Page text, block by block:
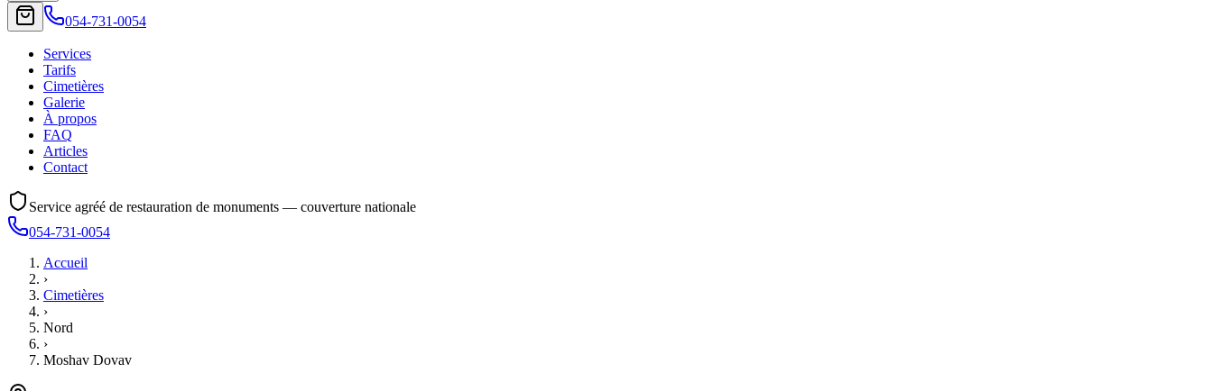
054-731-0054
Services
Tarifs
Cimetières
Galerie
À propos
FAQ
Articles
Contact
Service agréé de restauration de monuments — couverture nationale
054-731-0054
Accueil
›
Cimetières
›
Nord
›
Moshav Dovav